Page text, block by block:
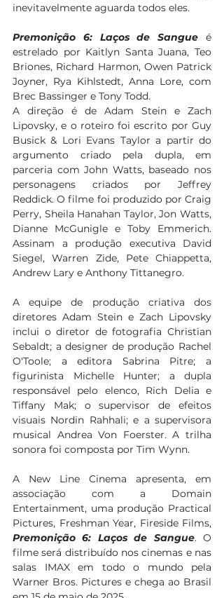
inevitavelmente aguarda todos eles.
Premonição 6: Laços de Sangue é
estrelado por Kaitlyn Santa Juana, Teo
Briones, Richard Harmon, Owen Patrick
Joyner, Rya Kihlstedt, Anna Lore, com
Brec Bassinger e Tony Todd.
A direção é de Adam Stein e Zach
Lipovsky, e o roteiro foi escrito por Guy
Busick & Lori Evans Taylor a partir do
argumento criado pela dupla, em
parceria com John Watts, baseado nos
personagens criados por Jeffrey
Reddick. O filme foi produzido por Craig
Perry, Sheila Hanahan Taylor, Jon Watts,
Dianne McGunigle e Toby Emmerich.
Assinam a produção executiva David
Siegel, Warren Zide, Pete Chiappetta,
Andrew Lary e Anthony Tittanegro.
A equipe de produção criativa dos
diretores Adam Stein e Zach Lipovsky
inclui o diretor de fotografia Christian
Sebaldt; a designer de produção Rachel
O'Toole; a editora Sabrina Pitre; a
figurinista Michelle Hunter; a dupla
responsável pelo elenco, Rich Delia e
Tiffany Mak; o supervisor de efeitos
visuais Nordin Rahhali; e a supervisora
musical Andrea Von Foerster. A trilha
sonora foi composta por Tim Wynn.
A New Line Cinema apresenta, em
associação com a Domain
Entertainment, uma produção Practical
Premonição 6: Laços de Sangue. O
filme será distribuído nos cinemas e nas
salas IMAX em todo o mundo pela
Warner Bros. Pictures e chega ao Brasil